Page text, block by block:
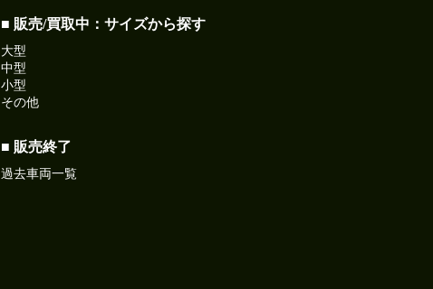
■ 販売/買取中：サイズから探す
大型
中型
小型
その他
■ 販売終了
過去車両一覧